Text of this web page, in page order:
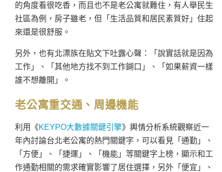
的角度看很吃香，而且也不是老公寓就難住，有人舉民生
社區為例，房子雖老，但「生活品質和居民素質好」住起
來還是很舒服。
另外，也有北漂族在貼文下吐露心聲：「說實話就是因為
工作」、「其他地方找不到工作餬口」、「如果薪資一樣
誰不想離開」。
老公寓重交通、周邊機能
利用 《KEYPO大數據關鍵引擎》輿情分析系統觀察近一
年內討論台北老公寓的熱門關鍵字，可以看見「通勤」、
「方便」、「捷運」、「機能」等關鍵字上榜，顯示和工
作通勤相關的需求確實影響了居住選擇，另外「便宜」、